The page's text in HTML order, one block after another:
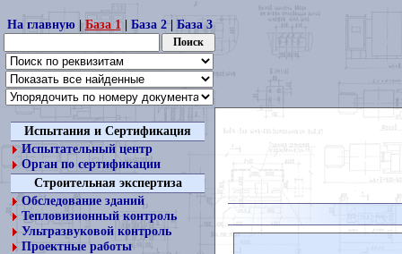
На главную| База 1| База 2| База 3
Испытания и Сертификация
Испытательный центр
Орган по сертификации
Строительная экспертиза
Обследование зданий
Тепловизионный контроль
Ультразвуковой контроль
Проектные работы